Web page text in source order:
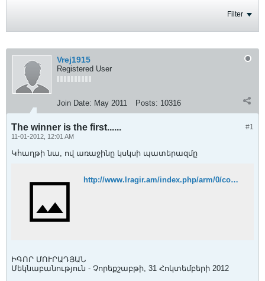
Filter
Vrej1915
Registered User
Join Date: May 2011 Posts: 10316
#1
The winner is the first......
11-01-2012, 12:01 AM
Կհաղթի նա, ով առաջինը կսկսի պատերազմը
http://www.lragir.am/index.php/arm/0/comments/view/73835
ԻԳՈՐ ՄՈՒՐԱԴՅԱՆ
Մեկնաբանություն - Չորեքշաբթի, 31 Հոկտեմբերի 2012